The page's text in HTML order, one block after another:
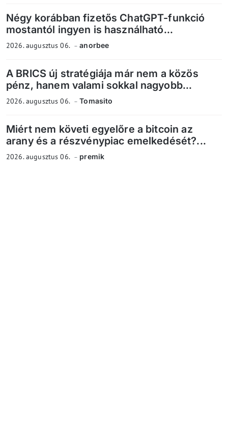
Négy korábban fizetős ChatGPT-funkció
mostantól ingyen is használható...
2026. augusztus 06. anorbee
A BRICS új stratégiája már nem a közös
pénz, hanem valami sokkal nagyobb...
2026. augusztus 06. Tomasito
Miért nem követi egyelőre a bitcoin az
arany és a részvénypiac emelkedését?...
2026. augusztus 06. premik